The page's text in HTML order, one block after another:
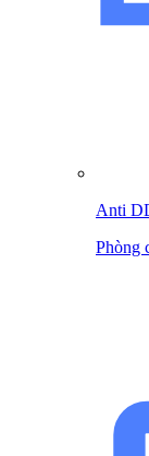
Anti
Phòng